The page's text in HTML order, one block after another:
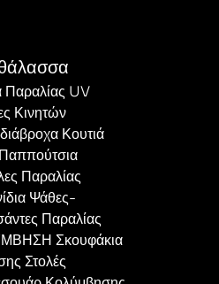
UV
Κινητών
Κουτιά
Παραλίας
Ψάθες-
Παραλίας
Σκουφάκια
Στολές